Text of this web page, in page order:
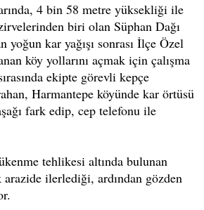
4 bin 58 metre yüksekliği ile
biri olan Süphan Dağı
kar yağışı sonrası İlçe Özel
köy yollarını açmak için çalışma
ekipte görevli kepçe
Harmantepe köyünde kar örtüsü
fark edip, cep telefonu ile
tehlikesi altında bulunan
arazide ilerlediği, ardından gözden